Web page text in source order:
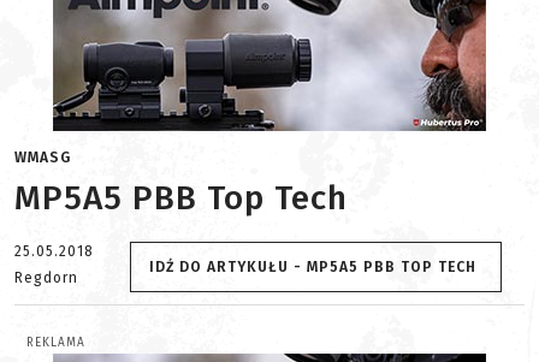
WMASG
MP5A5 PBB Top Tech
25.05.2018
Regdorn
IDŹ DO ARTYKUŁU - MP5A5 PBB TOP TECH
REKLAMA